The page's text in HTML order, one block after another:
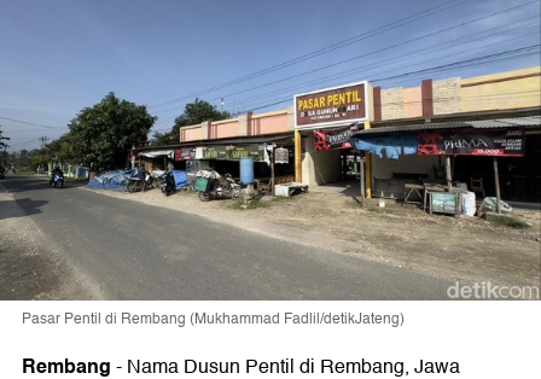
Pasar Pentil di Rembang (Mukhammad Fadlil/detikJateng)
Rembang-Nama Dusun Pentil di Rembang, Jawa